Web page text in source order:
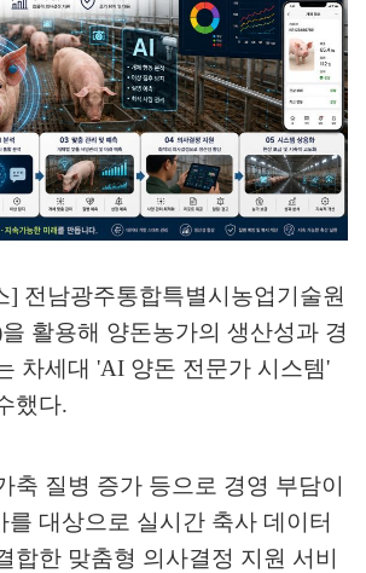
] 전남광주통합특별시농업기술원
을 활용해 양돈농가의 생산성과 경
차세대 'AI 양돈 전문가 시스템'
했다.
축 질병 증가 등으로 경영 부담이
를 대상으로 실시간 축사 데이터
합한 맞춤형 의사결정 지원 서비